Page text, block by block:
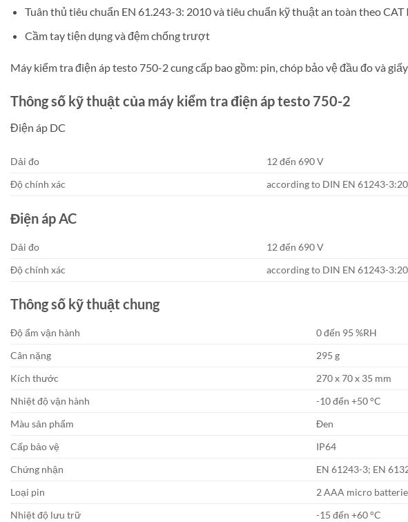
Tuân thủ tiêu chuẩn EN 61.243-3: 2010 và tiêu chuẩn kỹ thuật an toàn theo CAT
Cầm tay tiện dụng và đệm chống trượt
Máy kiểm tra điện áp testo 750-2 cung cấp bao gồm: pin, chóp bảo vệ đầu đo và
Thông số kỹ thuật của máy kiểm tra điện áp testo 750-2
Điện áp DC
Dải đo
12 đến 690 V
Độ chính xác
according to DIN EN 61243-
Điện áp AC
Dải đo
12 đến 690 V
Độ chính xác
according to DIN EN 61243-
Thông số kỹ thuật chung
Độ ẩm vận hành
0 đến 95 %RH
Cân nặng
295 g
Kích thước
270 x 70 x 35 mm
Nhiệt độ vận hành
-10 đến +50 °C
Màu sản phẩm
Đen
Cấp bảo vệ
IP64
Chứng nhận
EN 61243-3; EN
Loại pin
2 AAA micro
Nhiệt độ lưu trữ
-15 đến +60 °C